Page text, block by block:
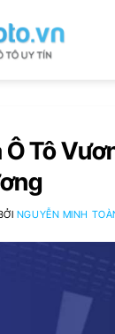
Tô
NGUYỄN MINH